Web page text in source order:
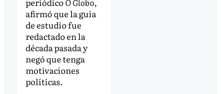
afirmó que la guía
de estudio fue
redactado en la
década pasada y
negó que tenga
motivaciones
políticas.